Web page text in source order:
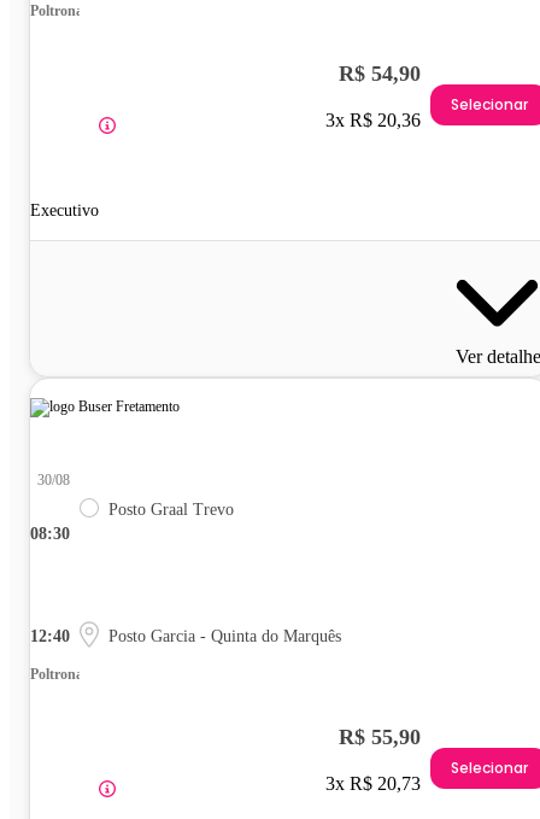
Poltrona
Executivo
R$ 54,90
3x R$ 20,36
Selecionar
Ver
08:30
30/08
Posto Graal Trevo
12:40 Posto Garcia - Quinta do Marquês
Poltrona
R$ 55,90
3x R$ 20,73
Selecionar